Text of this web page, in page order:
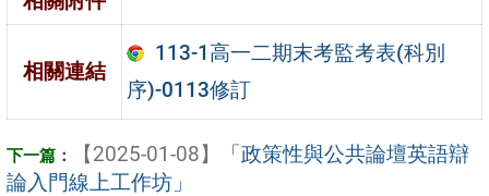
相關連結
113-1高一二期末考監考表(科別
序)-0113修訂
【2025-01-08】
「政策性與公共論壇英語辯
論入門線上工作坊」